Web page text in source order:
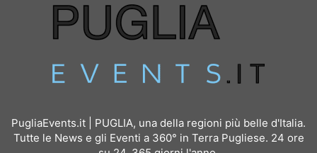
PugliaEvents.it | PUGLIA, una della regioni più belle d'Italia.
Tutte le News e gli Eventi a 360° in Terra Pugliese. 24 ore